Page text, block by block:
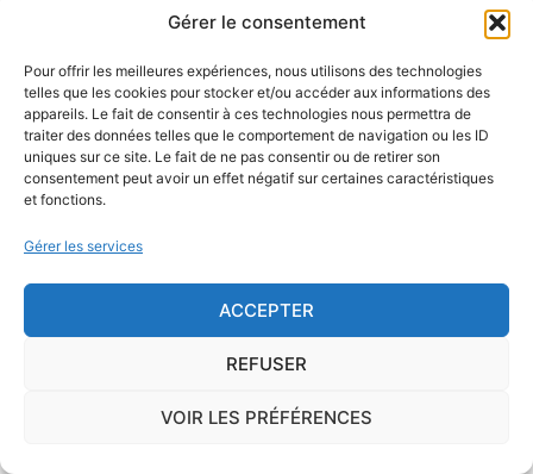
Gérer le consentement
Pour offrir les meilleures expériences, nous utilisons des technologies
telles que les cookies pour stocker et/ou accéder aux informations des
appareils. Le fait de consentir à ces technologies nous permettra de
traiter des données telles que le comportement de navigation ou les ID
uniques sur ce site. Le fait de ne pas consentir ou de retirer son
consentement peut avoir un effet négatif sur certaines caractéristiques
et fonctions.
Gérer les services
ACCEPTER
REFUSER
VOIR LES PRÉFÉRENCES
Le diagnostic concernant la mérule, champignon
lignivore n'est pas obligatoire pour la vente d'un bien
immobilier hormis dans 20 communes du Finistère
.Cependant, il est préférable d'être particulièrement
vigilant car des chantiers de champignons lignivores
existent dans de nombreuses communes partout en
dans un logement contenant du bois, des règles sont
Utiliser des bois secs, éviter autant que possible le